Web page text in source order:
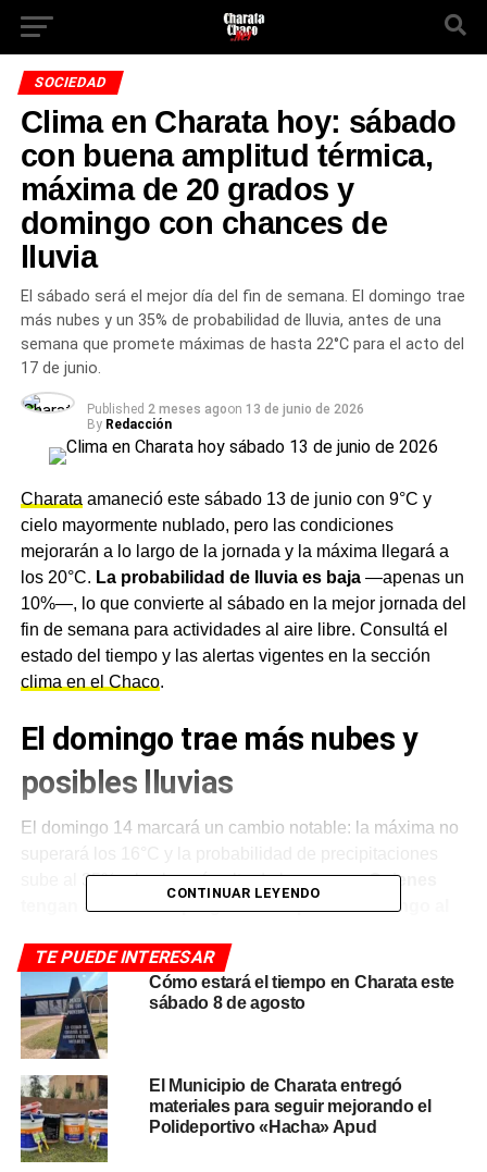
SOCIEDAD
Clima en Charata hoy: sábado
con buena amplitud térmica,
máxima de 20 grados y
domingo con chances de
lluvia
El sábado será el mejor día del fin de semana. El domingo trae
más nubes y un 35% de probabilidad de lluvia, antes de una
semana que promete máximas de hasta 22°C para el acto del
17 de junio.
Published 2 meses agoon 13 de junio de 2026
By Redacción
Charata amaneció este sábado 13 de junio con 9°C y
cielo mayormente nublado, pero las condiciones
mejorarán a lo largo de la jornada y la máxima llegará a
los 20°C. La probabilidad de lluvia es baja—apenas un
10%—, lo que convierte al sábado en la mejor jornada del
fin de semana para actividades al aire libre. Consultá el
estado del tiempo y las alertas vigentes en la sección
clima en el Chaco.
El domingo trae más nubes y
posibles lluvias
El domingo 14 marcará un cambio notable: la máxima no
sube al 35%, el valor más alto de la semana.Quienes
tengan actividades programadas para el domingo al
Una semana que cierra con el
acto de Güemes
A partir del lunes el tiempo mejora de manera sostenida.
El lunes 15 tendrá una máxima de 19°C con solo un 10%
de chances de lluvia. El martes 16 trepará a 22°C con
cielo despejado, y el miércoles 17 —fecha del
CONTINUAR LEYENDO
TE PUEDE INTERESAR
Cómo estará el tiempo en Charata este
sábado 8 de agosto
El Municipio de Charata entregó
materiales para seguir mejorando el
Polideportivo «Hacha» Apud